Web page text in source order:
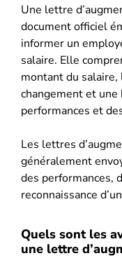
Une lettre
document officiel
informer un
salaire. Elle
montant du salaire,
changement et une
performances et
Les lettres
généralement
des performances,
reconnaissance
Quels sont les
une lettre